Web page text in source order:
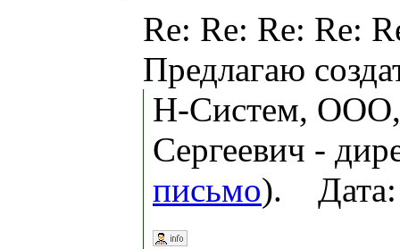
Re: Re: Re: Re:
Предлагаю
Н-Систем,
Сергеевич -
письмо). Дата: